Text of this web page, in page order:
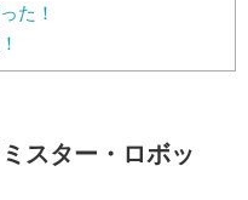
た！
スター・ロボッ